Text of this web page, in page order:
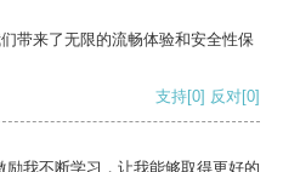
带来了无限的流畅体验和安全性保
支持[0] 反对[0]
我不断学习，让我能够取得更好的